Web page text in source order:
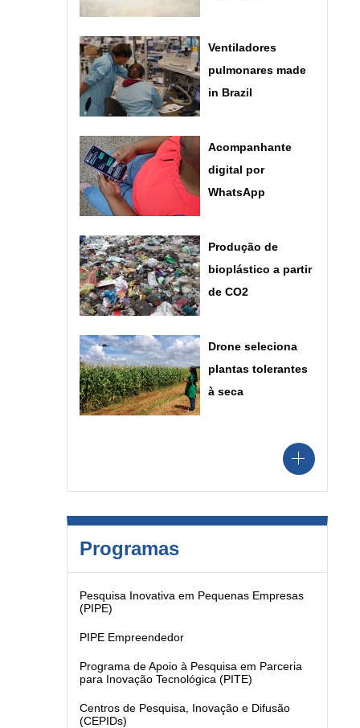
Ventiladores
pulmonares made
in Brazil
Acompanhante
digital por
WhatsApp
Produção de
bioplástico a partir
de CO2
Drone seleciona
plantas tolerantes
à seca
Programas
Pesquisa Inovativa em Pequenas Empresas
(PIPE)
PIPE Empreendedor
Programa de Apoio à Pesquisa em Parceria
para Inovação Tecnológica (PITE)
Centros de Pesquisa, Inovação e Difusão
(CEPIDs)